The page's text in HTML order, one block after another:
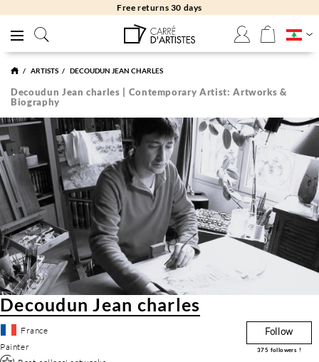
Free returns 30 days
ARTISTS DECOUDUN JEAN CHARLES
Decoudun Jean charles | Contemporary Artist: Artworks &
Biography
Decoudun Jean charles
France
Painter
Follow
375 followers !